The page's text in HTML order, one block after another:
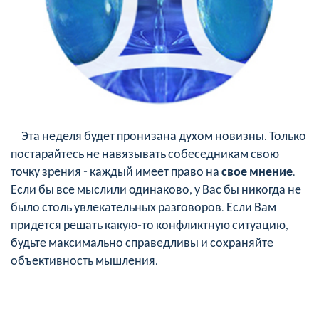
Эта неделя будет пронизана духом новизны. Только
постарайтесь не навязывать собеседникам свою
точку зрения - каждый имеет право насвое мнение.
Если бы все мыслили одинаково, у Вас бы никогда не
было столь увлекательных разговоров. Если Вам
придется решать какую-то конфликтную ситуацию,
будьте максимально справедливы и сохраняйте
объективность мышления.